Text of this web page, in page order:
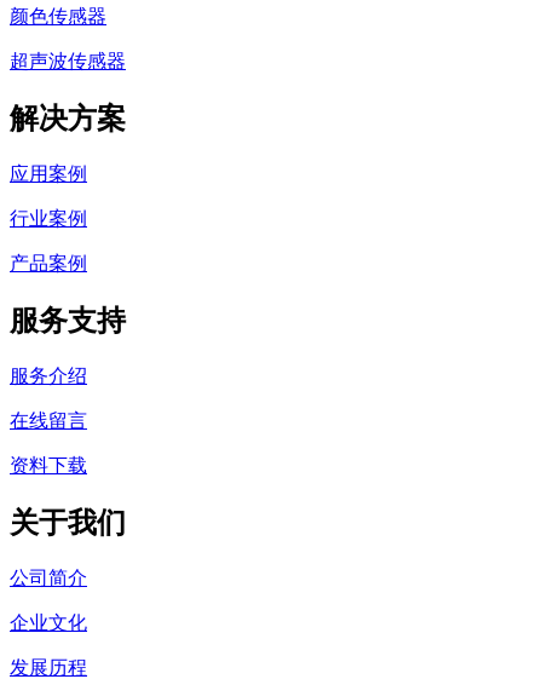
颜色传感器
超声波传感器
解决方案
应用案例
行业案例
产品案例
服务支持
服务介绍
在线留言
资料下载
关于我们
公司简介
企业文化
发展历程